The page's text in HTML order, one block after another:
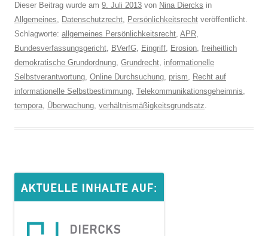
Dieser Beitrag wurde am 9. Juli 2013 von Nina Diercks in
Allgemeines, Datenschutzrecht, Persönlichkeitsrecht veröffentlicht.
Schlagworte: allgemeines Persönlichkeitsrecht, APR,
Bundesverfassungsgericht, BVerfG, Eingriff, Erosion, freiheitlich
demokratische Grundordnung, Grundrecht, informationelle
Selbstverantwortung, Online Durchsuchung, prism, Recht auf
informationelle Selbstbestimmung, Telekommunikationsgeheimnis,
tempora, Überwachung, verhältnismäßigkeitsgrundsatz.